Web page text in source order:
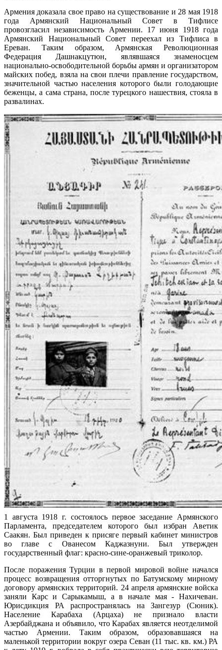
Армения доказала свое право на существование и 28 мая 1918
года Армянский Национальный Совет в Тифлисе
провозгласил независимость Армении. 17 июня 1918 года
Армянский Национальный Совет переехал из Тифлиса в
Ереван. Таким образом, Армянская Революционная
Федерация Дашнакцутюн, являвшаяся знаменосцем
национально-освободительной борьбы армян и организатором
майских побед, взяла на свои плечи правление государством,
значительной частью населения которого были голодающие
беженцы, а сама страна, после турецкого нашествия, стояла в
развалинах.
1 августа 1918 г. состоялось первое заседание Армянского
Парламента, председателем которого был избран Аветик
Саакян. Был приведен к присяге первый кабинет министров
во главе с Ованесом Каджазнуни. Был утвержден
государственный флаг: красно-сине-оранжевый триколор.
После поражения Турции в первой мировой войне начался
процесс возвращения отторгнутых по Батумскому мирному
договору армянских территорий. 24 апреля армянские войска
заняли Карс и Сарыкамыш, а в начале мая - Нахичеван.
Юрисдикция РА распространялась на Зангезур (Сюник).
Население Карабаха (Арцаха) не признало власти
Азербайджана и объявило, что Карабах является неотделимой
частью Армении. Таким образом, образовавшаяся на
маленькой территории вокруг озера Севан (11 тыс. кв. км.) РА